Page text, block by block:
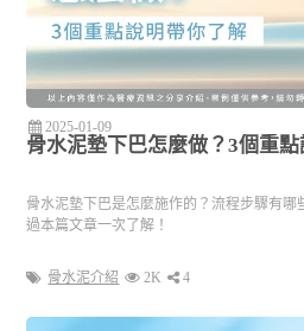
2025-01-09
骨水泥墊下巴怎麼做？3個重
骨水泥墊下巴是怎麼施作的？流程步驟有哪
過本篇文章一次了解！
骨水泥介紹 2K 4